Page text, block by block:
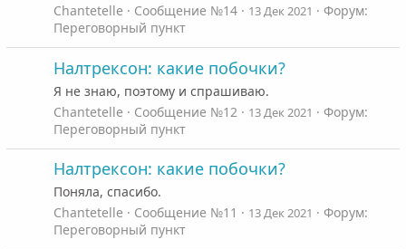
Chantetelle
Сообщение №14 13 Дек 2021
Форум:
Переговорный пункт
Налтрексон: какие побочки?
Я не знаю, поэтому и спрашиваю.
Chantetelle
Сообщение №12 13 Дек 2021
Форум:
Переговорный пункт
Налтрексон: какие побочки?
Поняла, спасибо.
Chantetelle
Сообщение №11 13 Дек 2021
Форум:
Переговорный пункт